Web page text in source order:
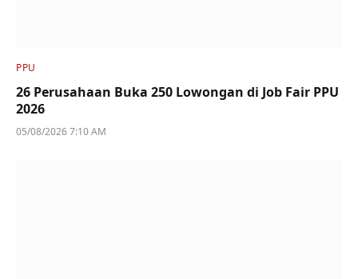
PPU
26 Perusahaan Buka 250 Lowongan di Job Fair PPU
2026
05/08/2026 7:10 AM